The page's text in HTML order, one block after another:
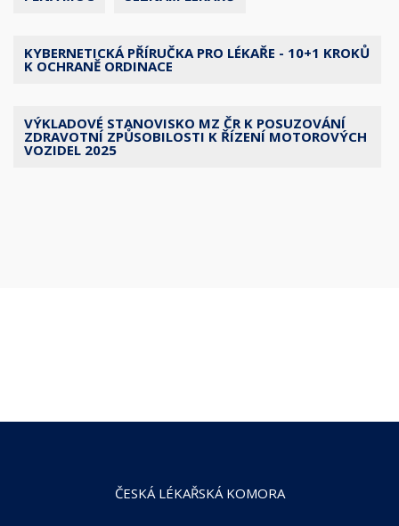
KYBERNETICKÁ PŘÍRUČKA PRO LÉKAŘE - 10+1 KROKŮ
K OCHRANĚ ORDINACE
VÝKLADOVÉ STANOVISKO MZ ČR K POSUZOVÁNÍ
ZDRAVOTNÍ ZPŮSOBILOSTI K ŘÍZENÍ MOTOROVÝCH
VOZIDEL 2025
ČESKÁ LÉKAŘSKÁ KOMORA